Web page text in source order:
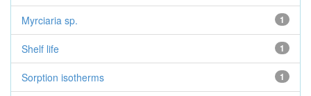
1
Myrciaria sp.
1
Shelf life
1
Sorption isotherms